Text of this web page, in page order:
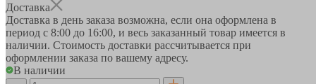
Доставка
Доставка в день заказа возможна, если она оформлена в
период с 8:00 до 16:00, и весь заказанный товар имеется в
наличии. Стоимость доставки рассчитывается при
оформлении заказа по вашему адресу.
В наличии